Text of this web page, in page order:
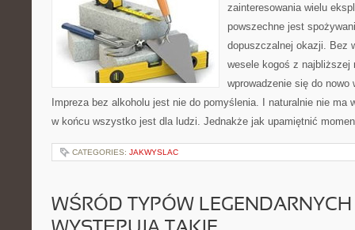
zainteresowania wielu
powszechne jest
dopuszczalnej okazji. Bez
wesele kogoś z najbliższej
wprowadzenie się do
Impreza bez alkoholu jest nie do pomyślenia. I naturalnie nie ma
w końcu wszystko jest dla ludzi. Jednakże jak upamiętnić
CATEGORIES: JAKWYSLAC
WŚRÓD TYPÓW LEGENDARNYCH